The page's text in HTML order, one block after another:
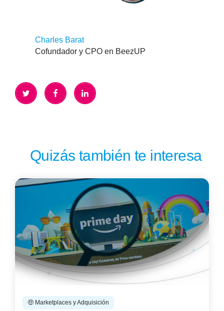
Charles Barat
Cofundador y CPO en BeezUP
Quizás también te interesa
🤑 Marketplaces y Adquisición